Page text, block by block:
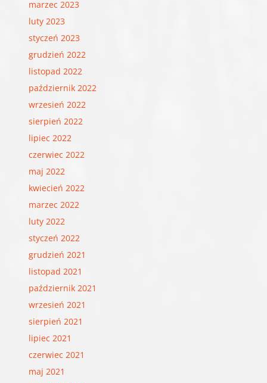
marzec 2023
luty 2023
styczeń 2023
grudzień 2022
listopad 2022
październik 2022
wrzesień 2022
sierpień 2022
lipiec 2022
czerwiec 2022
maj 2022
kwiecień 2022
marzec 2022
luty 2022
styczeń 2022
grudzień 2021
listopad 2021
październik 2021
wrzesień 2021
sierpień 2021
lipiec 2021
czerwiec 2021
maj 2021